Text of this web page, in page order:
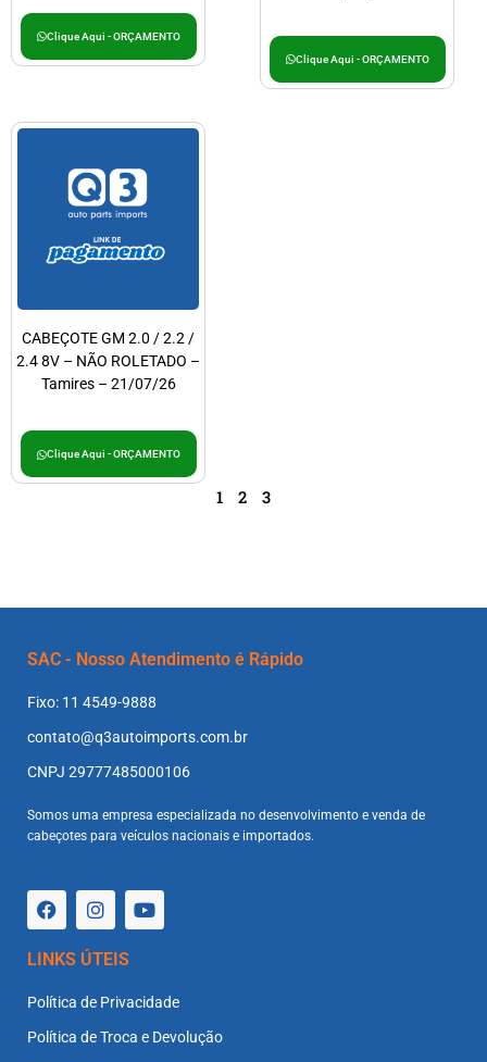
Clique Aqui - ORÇAMENTO
Clique Aqui - ORÇAMENTO
CABEÇOTE GM 2.0 / 2.2 /
2.4 8V – NÃO ROLETADO –
Tamires – 21/07/26
Clique Aqui - ORÇAMENTO
1 2 3
LINKS ÚTEIS
Política de Privacidade
Política de Troca e Devolução
SAC - Nosso Atendimento é Rápido
Fixo: 11 4549-9888
contato@q3autoimports.com.br
CNPJ 29777485000106
Somos uma empresa especializada no desenvolvimento e venda de
cabeçotes para veículos nacionais e importados.